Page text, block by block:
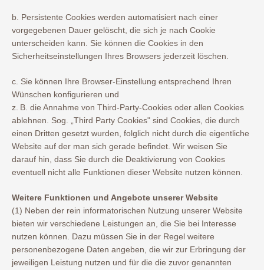
b. Persistente Cookies werden automatisiert nach einer
vorgegebenen Dauer gelöscht, die sich je nach Cookie
unterscheiden kann. Sie können die Cookies in den
Sicherheitseinstellungen Ihres Browsers jederzeit löschen.
c. Sie können Ihre Browser-Einstellung entsprechend Ihren
Wünschen konfigurieren und
z. B. die Annahme von Third-Party-Cookies oder allen Cookies
ablehnen. Sog. „Third Party Cookies" sind Cookies, die durch
einen Dritten gesetzt wurden, folglich nicht durch die eigentliche
Website auf der man sich gerade befindet. Wir weisen Sie
darauf hin, dass Sie durch die Deaktivierung von Cookies
eventuell nicht alle Funktionen dieser Website nutzen können.
Weitere Funktionen und Angebote unserer Website
(1) Neben der rein informatorischen Nutzung unserer Website
bieten wir verschiedene Leistungen an, die Sie bei Interesse
nutzen können. Dazu müssen Sie in der Regel weitere
personenbezogene Daten angeben, die wir zur Erbringung der
jeweiligen Leistung nutzen und für die die zuvor genannten